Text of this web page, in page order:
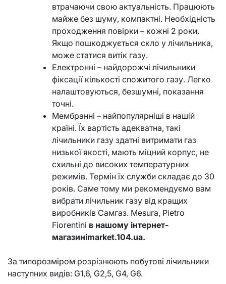
втрачаючи свою актуальність. Працюють
майже без шуму, компактні. Необхідність
проходження повірки – кожні 2 роки.
Якщо пошкоджується скло у лічильника,
може статися витік газу.
Електронні – найдорожчі лічильники
фіксації кількості спожитого газу. Легко
налаштовуються, безшумні, показання
точні.
Мембранні – найпопулярніші в нашій
країні. Їх вартість адекватна, такі
лічильники газу здатні витримати газ
низької якості, мають міцний корпус, не
схильні до високих температурних
режимів. Термін їх служби складає до 30
років. Саме тому ми рекомендуємо вам
вибрати лічильник газу від кращих
виробників Самгаз. Mesura, Pietro
Fiorentini в нашому інтернет-
магазиніmarket.104.ua.
За типорозміром розрізнюють побутові лічильники
наступних видів: G1,6, G2,5, G4, G6.